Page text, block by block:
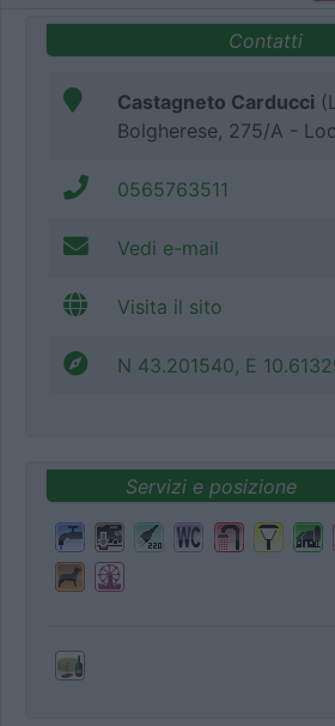
Contatti
Castagneto Carducci
Bolgherese, 275/A -
0565763511
Vedi e-mail
Visita il sito
N 43.201540, E
Servizi e posizione